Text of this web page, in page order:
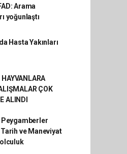
Arama
yoğunlaştı
Hasta Yakınları
ÇOK
ALINDI
Peygamberler
ve Maneviyat